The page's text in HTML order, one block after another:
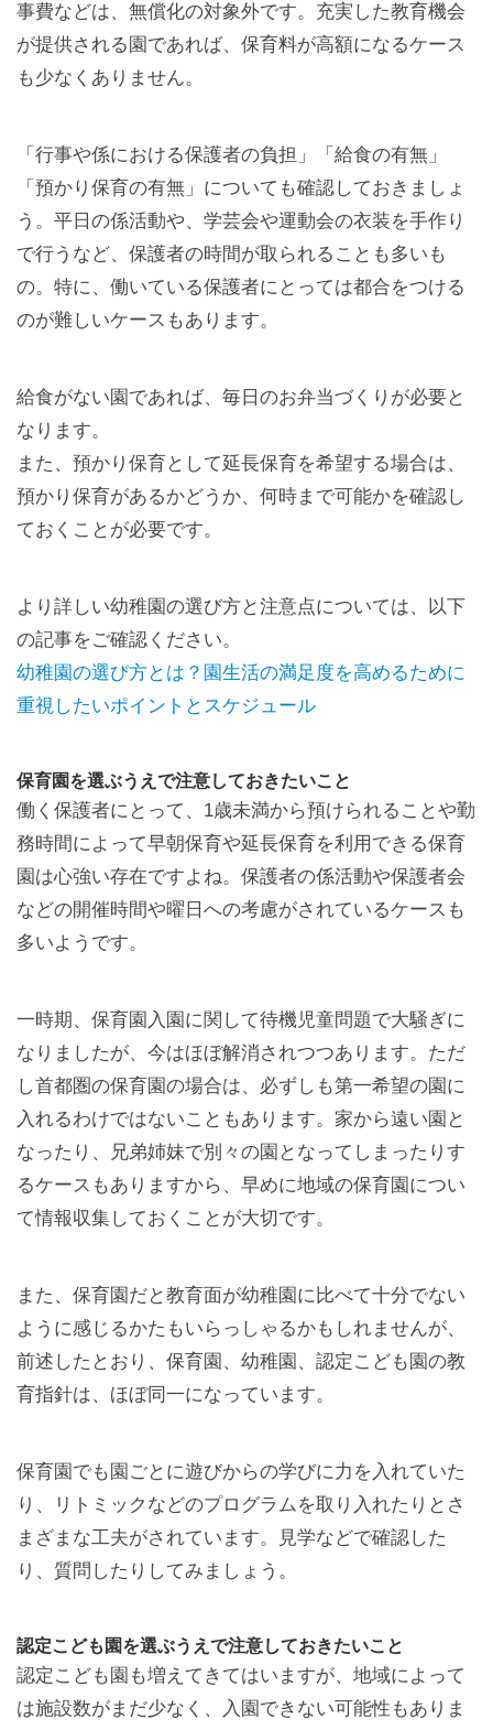
事費などは、無償化の対象外です。充実した教育機会
が提供される園であれば、保育料が高額になるケース
も少なくありません。
「行事や係における保護者の負担」「給食の有無」
「預かり保育の有無」についても確認しておきましょ
う。平日の係活動や、学芸会や運動会の衣装を手作り
で行うなど、保護者の時間が取られることも多いも
の。特に、働いている保護者にとっては都合をつける
のが難しいケースもあります。
給食がない園であれば、毎日のお弁当づくりが必要と
なります。
また、預かり保育として延長保育を希望する場合は、
預かり保育があるかどうか、何時まで可能かを確認し
ておくことが必要です。
より詳しい幼稚園の選び方と注意点については、以下
の記事をご確認ください。
幼稚園の選び方とは？園生活の満足度を高めるために
重視したいポイントとスケジュール
保育園を選ぶうえで注意しておきたいこと
働く保護者にとって、1歳未満から預けられることや勤
務時間によって早朝保育や延長保育を利用できる保育
園は心強い存在ですよね。保護者の係活動や保護者会
などの開催時間や曜日への考慮がされているケースも
多いようです。
一時期、保育園入園に関して待機児童問題で大騒ぎに
なりましたが、今はほぼ解消されつつあります。ただ
し首都圏の保育園の場合は、必ずしも第一希望の園に
入れるわけではないこともあります。家から遠い園と
なったり、兄弟姉妹で別々の園となってしまったりす
るケースもありますから、早めに地域の保育園につい
て情報収集しておくことが大切です。
また、保育園だと教育面が幼稚園に比べて十分でない
ように感じるかたもいらっしゃるかもしれませんが、
前述したとおり、保育園、幼稚園、認定こども園の教
育指針は、ほぼ同一になっています。
保育園でも園ごとに遊びからの学びに力を入れていた
り、リトミックなどのプログラムを取り入れたりとさ
まざまな工夫がされています。見学などで確認した
り、質問したりしてみましょう。
認定こども園を選ぶうえで注意しておきたいこと
認定こども園も増えてきてはいますが、地域によって
は施設数がまだ少なく、入園できない可能性もありま